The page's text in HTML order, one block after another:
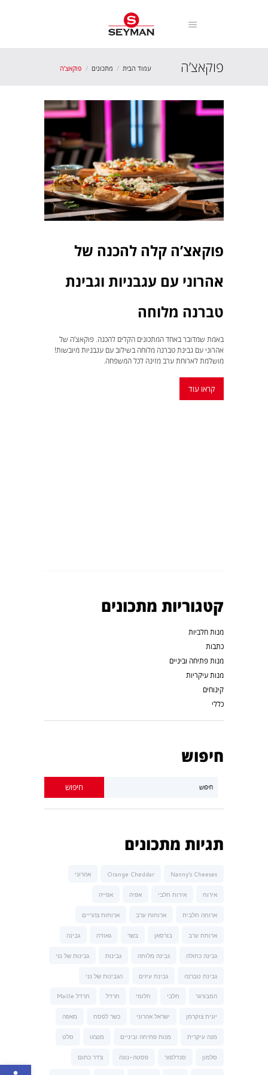
פוקאצ’ה עמוד הבית מתכונים פוקאצ’ה
פוקאצ’ה קלה להכנה של
אהרוני עם עגבניות וגבינת
טברנה מלוחה
באמת שמדובר באחד המתכונים הקלים להכנה. פוקאצ’ה של
אהרוני עם גבינת טברנה מלוחה בשילוב עם עגבניות מיובשות!
מושלמת לארוחת ערב מזינה לכל המשפחה.
קראו עוד
קטגוריות מתכונים
מנות חלביות
כתבות
מנות פתיחה וביניים
מנות עיקריות
קינוחים
כללי
חיפוש
תגיות מתכונים
Nanny’s Cheeses
Orange Cheddar אהרוני
אירוח אירוח חלבי אפיה אפייה
ארוחה חלבית ארוחות ערב ארוחות צהריים
ארוחת ערב בורסאן בשר גאודה גבינה
גבינה כחולה גבינה מלוחה גבינות גבינות של נני
גבינת טברנה גבינת עיזים הגבינות של נני
המבורגר חלבי חלומי חרדל חרדל Maille
יונית צוקרמן ישראל אהרוני כשר לפסח מאפה
מנה עיקרית מנות פתיחה וביניים מנצ'גו סלט
סלמון סנדלפור פסטה-נונה צ'דר כתום